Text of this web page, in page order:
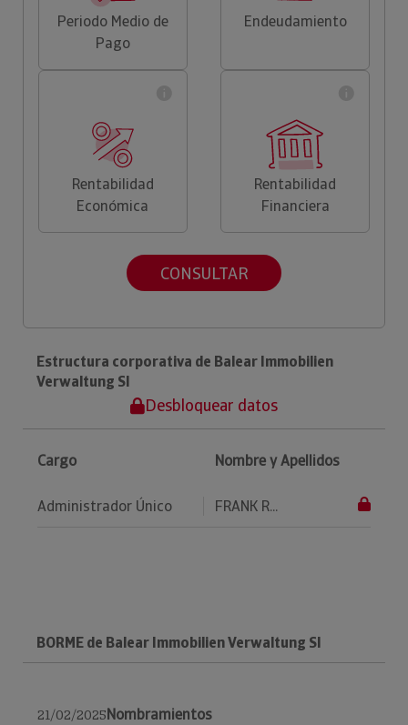
Periodo Medio de
Pago
Endeudamiento
Rentabilidad
Económica
Rentabilidad
Financiera
CONSULTAR
Estructura corporativa de Balear Immobilien
Verwaltung Sl
Desbloquear datos
Cargo Nombre y Apellidos
Administrador Único FRANK R...
BORME de Balear Immobilien Verwaltung Sl
21/02/2025Nombramientos